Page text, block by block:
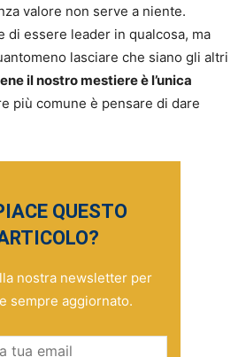
valore non serve a niente.
di essere leader in qualcosa, ma
lasciare che siano gli altri
il nostro mestiere è l’unica
più comune è pensare di dare
QUESTO
nostra newsletter per
sempre aggiornato.